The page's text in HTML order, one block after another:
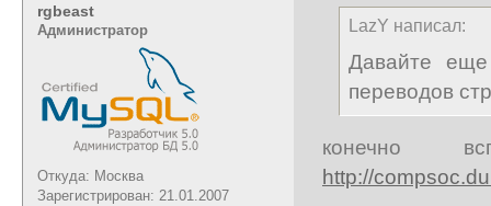
rgbeast
Администратор
Откуда: Москва
Зарегистрирован: 21.01.2007
LazY написал:
Давайте
переводов
конечно
http://